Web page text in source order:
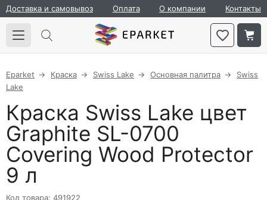
Доставка и самовывоз Оплата О компании Контакты
Eparket Краска Swiss Lake Основная палитра
Swiss
Lake
Краска Swiss Lake цвет
Graphite SL-0700
Covering Wood Protector
9 л
Код товара: 491922